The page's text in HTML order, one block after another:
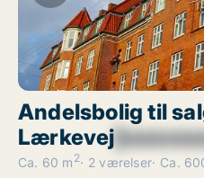
Andelsbolig til
Lærkevej
Ca. 60 m 2 2 værelser Ca.